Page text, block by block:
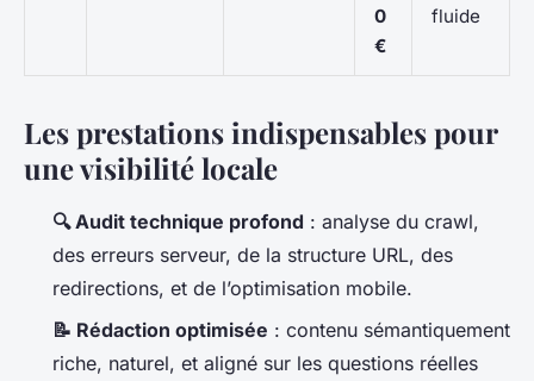
0
€
fluide
Les prestations indispensables pour
une visibilité locale
🔍 Audit technique profond : analyse du crawl,
des erreurs serveur, de la structure URL, des
redirections, et de l’optimisation mobile.
📝 Rédaction optimisée : contenu sémantiquement
riche, naturel, et aligné sur les questions réelles